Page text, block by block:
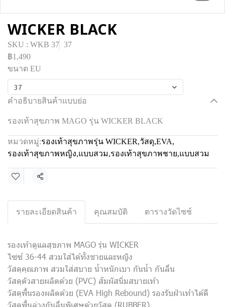
WICKER BLACK
SKU : WKB 37 37
฿1,490
ขนาด EU
37
คำอธิบายสินค้าแบบย่อ
รองเท้าสุขภาพ MAGO รุ่น WICKER BLACK
หมวดหมู่:รองเท้าสุขภาพรุ่น WICKER,วัสดุ,EVA,
รองเท้าสุขภาพหญิง,แบบสวม,รองเท้าสุขภาพชาย,แบบสวม
แชร์
รายละเอียดสินค้า คุณสมบัติ ตารางวัดไซซ์
รองเท้าดูแลสุขภาพ MAGO รุ่น WICKER
ไซซ์ 36-44 สวมใส่ได้ทั้งชายและหญิง
วัสดุคุณภาพ สวมใส่สบาย น้ำหนักเบา กันน้ำ กันลื่น
วัสดุตัวสายผลิตด้วย (PVC) สัมผัสนิ่มสบายเท้า
วัสดุพื้นรองผลิตด้วย (EVA High Rebound) รองรับฝ่าเท้าได้ดี
วัสดุพื้นล่างกันลื่นพิเศษด้วยวัสดุ (RUBBER)